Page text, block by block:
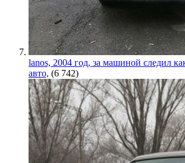
lanos, 2004 год, за машиной следил
авто, (6 742)